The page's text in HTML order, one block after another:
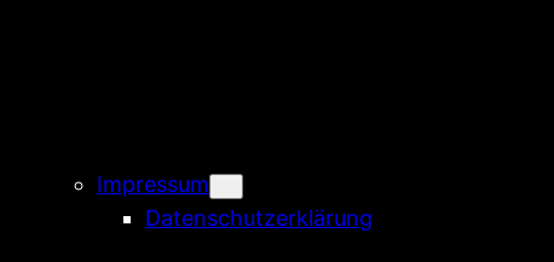
Impressum
Datenschutzerklärung